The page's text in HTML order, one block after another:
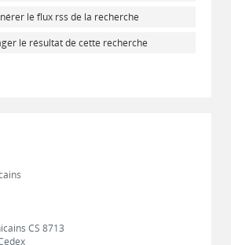
le flux rss de la recherche
le résultat de cette recherche
CS 8713